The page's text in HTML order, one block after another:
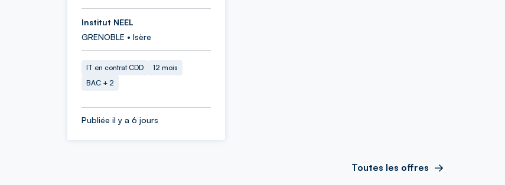
Institut NEEL
GRENOBLE • Isère
IT en contrat CDD
12 mois
BAC + 2
Publiée il y a 6 jours
Toutes les offres